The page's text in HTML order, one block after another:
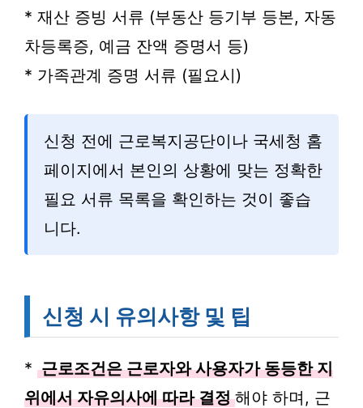
* 재산 증빙 서류 (부동산 등기부 등본, 자동
차등록증, 예금 잔액 증명서 등)
* 가족관계 증명 서류 (필요시)
신청 전에 근로복지공단이나 국세청 홈
페이지에서 본인의 상황에 맞는 정확한
필요 서류 목록을 확인하는 것이 좋습
니다.
신청 시 유의사항 및 팁
* 근로조건은 근로자와 사용자가 동등한 지
위에서 자유의사에 따라 결정 해야 하며, 근